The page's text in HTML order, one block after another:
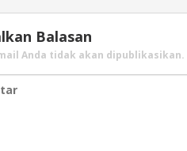
Balasan
Anda tidak akan dipublikasikan.